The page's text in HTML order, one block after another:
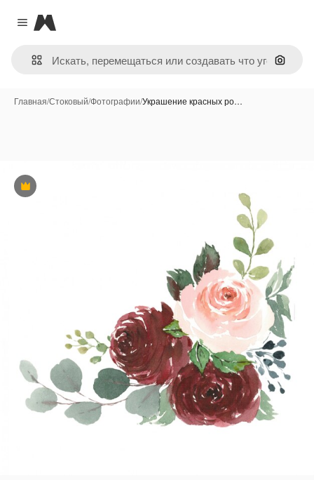
Close menu
Magnific
Поиск
Главная/Стоковый/Фотографии/Украшение красных ро…
Премиум